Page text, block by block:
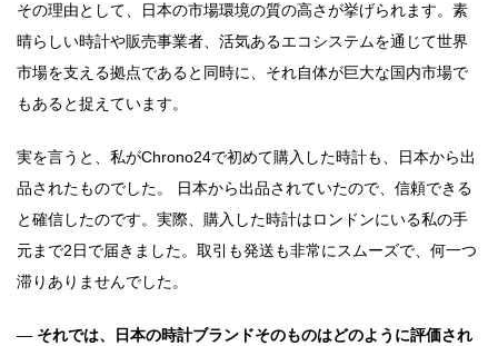
その理由として、日本の市場環境の質の高さが挙げられます。素
晴らしい時計や販売事業者、活気あるエコシステムを通じて世界
市場を支える拠点であると同時に、それ自体が巨大な国内市場で
もあると捉えています。
実を言うと、私がChrono24で初めて購入した時計も、日本から出
品されたものでした。 日本から出品されていたので、信頼できる
と確信したのです。実際、購入した時計はロンドンにいる私の手
元まで2日で届きました。取引も発送も非常にスムーズで、何一つ
滞りありませんでした。
― それでは、日本の時計ブランドそのものはどのように評価され